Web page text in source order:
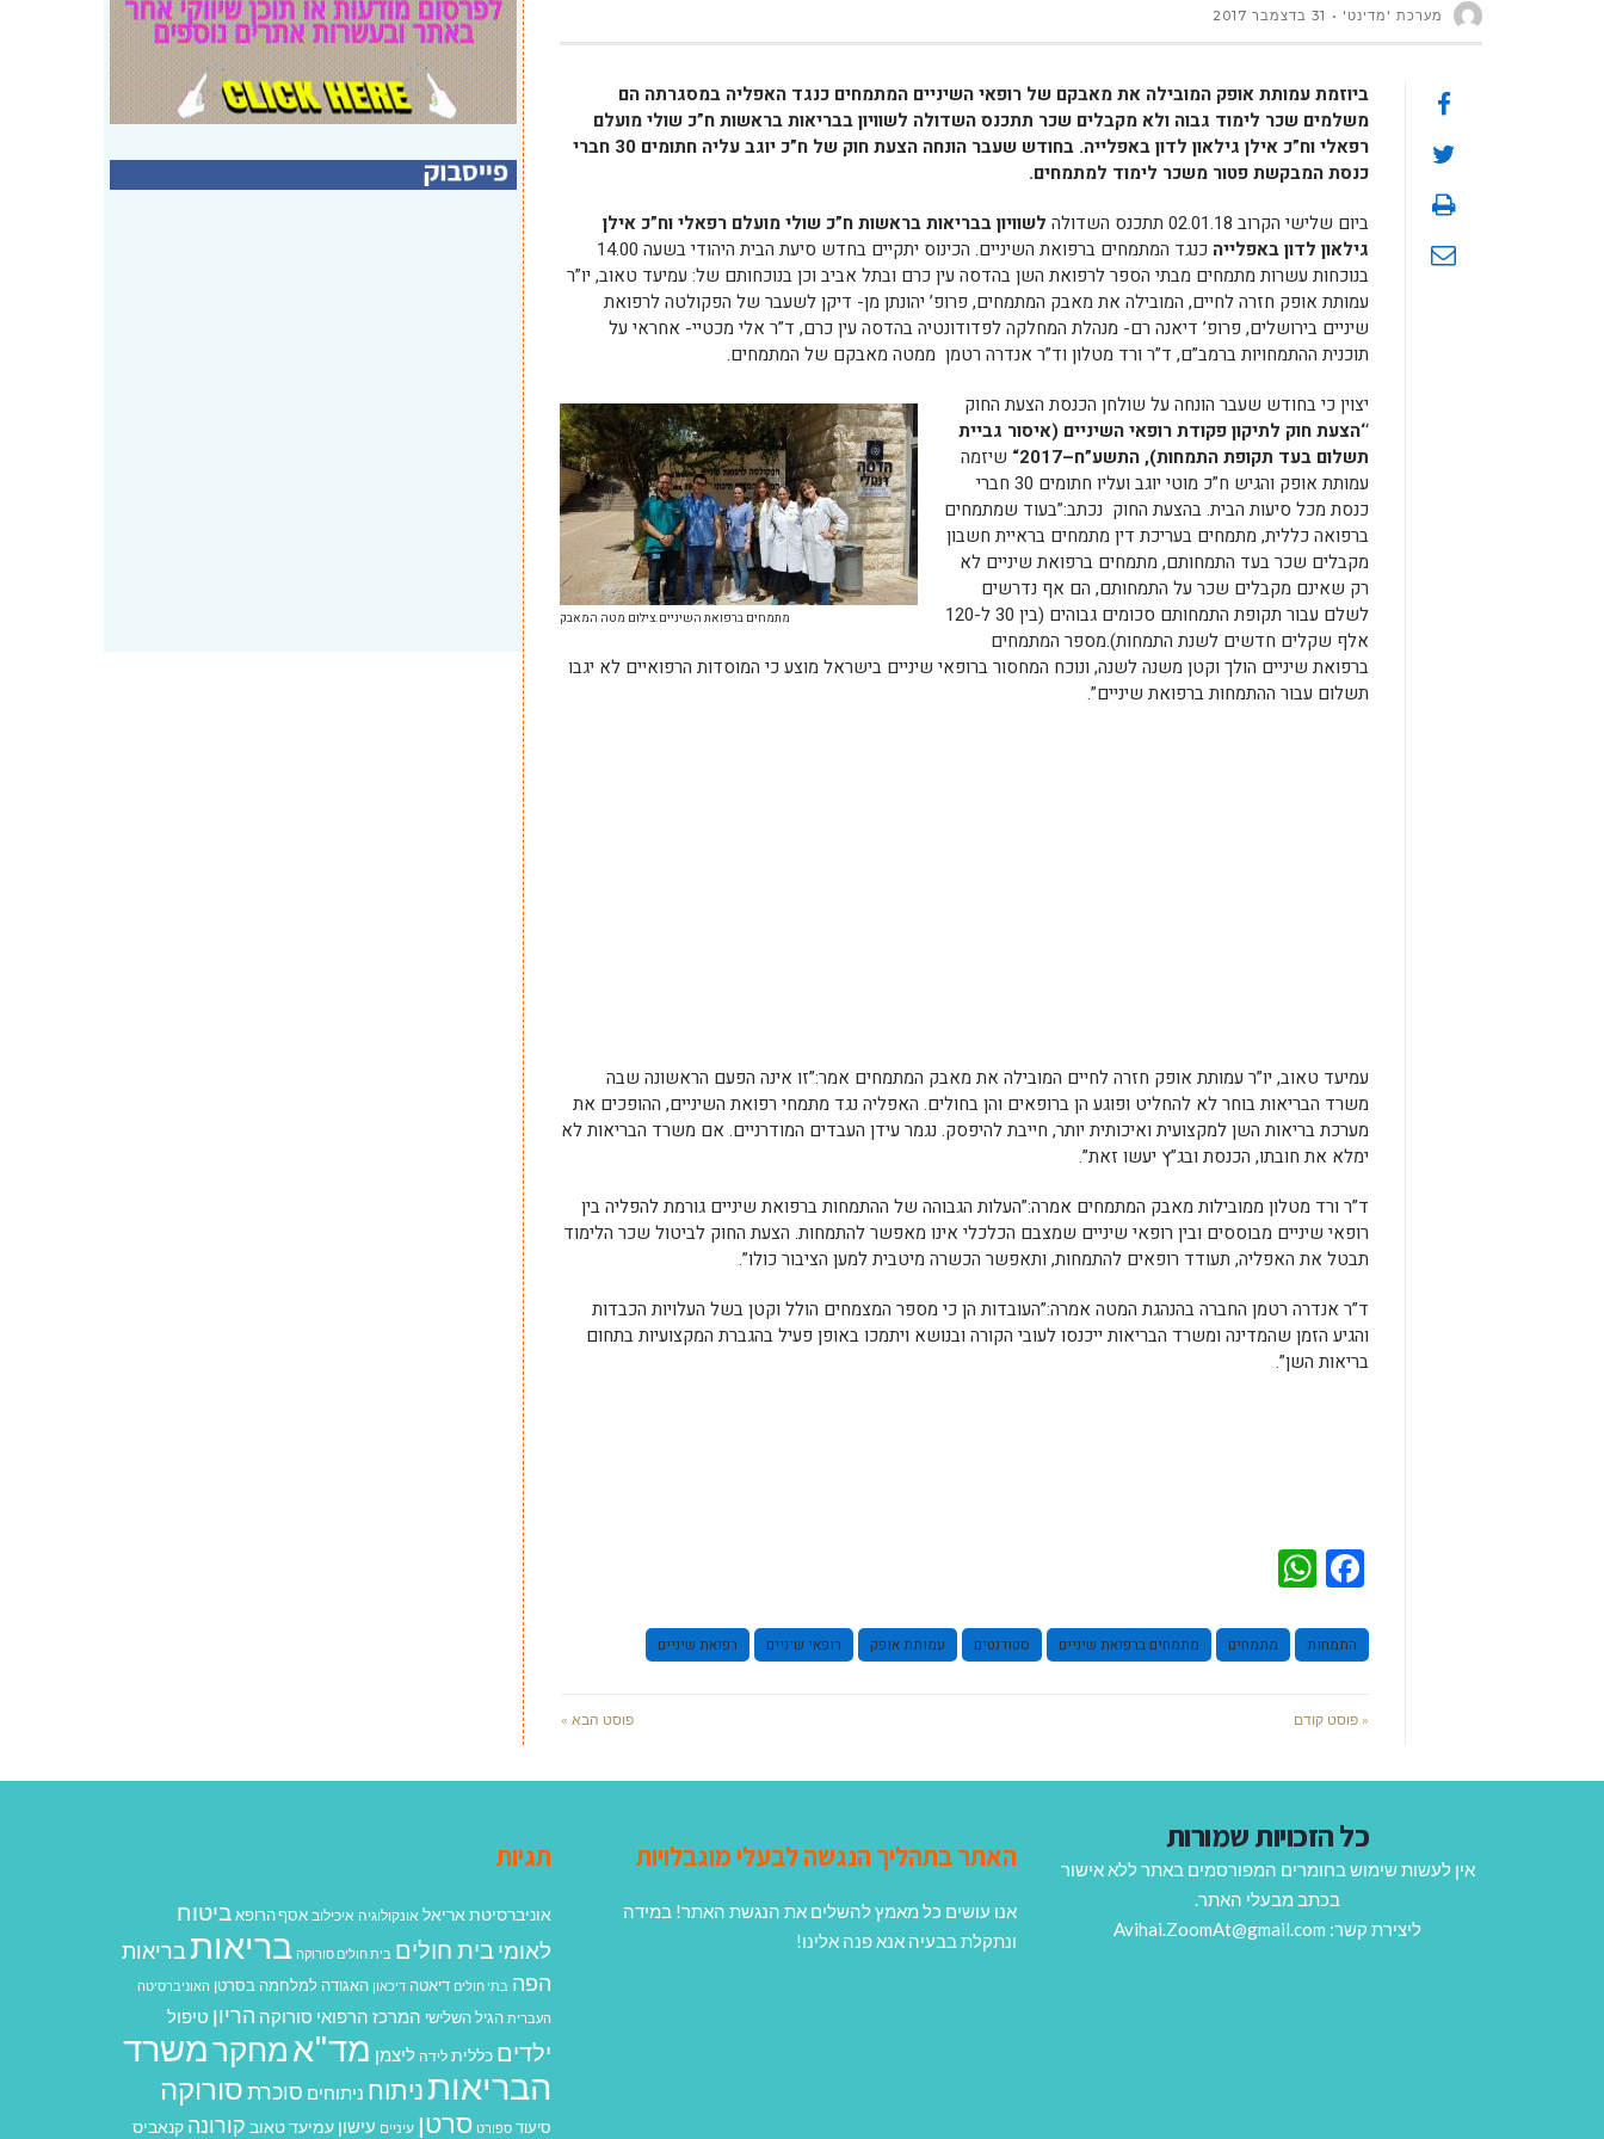
מערכת 'מדינט' 31 בדצמבר 2017
ביוזמת עמותת אופק המובילה את מאבקם של רופאי השיניים המתמחים כנגד האפליה במסגרתה הם
משלמים שכר לימוד גבוה ולא מקבלים שכר תתכנס השדולה לשוויון בבריאות בראשות ח”כ שולי מועלם
רפאלי וח”כ אילן גילאון לדון באפלייה. בחודש שעבר הונחה הצעת חוק של ח”כ יוגב עליה חתומים 30 חברי
כנסת המבקשת פטור משכר לימוד למתמחים.
ביום שלישי הקרוב 02.01.18 תתכנס השדולה
לשוויון בבריאות בראשות ח”כ שולי מועלם רפאלי וח”כ אילן
גילאון לדון באפלייה
כנגד המתמחים ברפואת השיניים. הכינוס יתקיים בחדש סיעת הבית היהודי בשעה 14.00
בנוכחות עשרות מתמחים מבתי הספר לרפואת השן בהדסה עין כרם ובתל אביב וכן בנוכחותם של: עמיעד טאוב, יו”ר
עמותת אופק חזרה לחיים, המובילה את מאבק המתמחים, פרופ’ יהונתן מן- דיקן לשעבר של הפקולטה לרפואת
שיניים בירושלים, פרופ’ דיאנה רם- מנהלת המחלקה לפדודונטיה בהדסה עין כרם, ד”ר אלי מכטיי- אחראי על
תוכנית ההתמחויות ברמב”ם, ד”ר ורד מטלון וד”ר אנדרה רטמן ממטה מאבקם של המתמחים.
מתמחים ברפואת השיניים.צילום מטה המאבק
יצוין כי בחודש שעבר הונחה על שולחן הכנסת הצעת החוק
‘
‘הצעת חוק לתיקון פקודת רופאי השיניים (איסור גביית
תשלום בעד תקופת התמחות), התשע”ח–2017
“ שיזמה
עמותת אופק והגיש ח”כ מוטי יוגב ועליו חתומים 30 חברי
כנסת מכל סיעות הבית. בהצעת החוק נכתב:”בעוד שמתמחים
ברפואה כללית, מתמחים בעריכת דין מתמחים בראיית חשבון
מקבלים שכר בעד התמחותם, מתמחים ברפואת שיניים לא
רק שאינם מקבלים שכר על התמחותם, הם אף נדרשים
לשלם עבור תקופת התמחותם סכומים גבוהים (בין 30 ל-120
אלף שקלים חדשים לשנת התמחות).מספר המתמחים
ברפואת שיניים הולך וקטן משנה לשנה, ונוכח המחסור ברופאי שיניים בישראל מוצע כי המוסדות הרפואיים לא יגבו
תשלום עבור ההתמחות ברפואת שיניים”.
עמיעד טאוב, יו”ר עמותת אופק חזרה לחיים המובילה את מאבק המתמחים אמר:”זו אינה הפעם הראשונה שבה
משרד הבריאות בוחר לא להחליט ופוגע הן ברופאים והן בחולים. האפליה נגד מתמחי רפואת השיניים, ההופכים את
מערכת בריאות השן למקצועית ואיכותית יותר, חייבת להיפסק. נגמר עידן העבדים המודרניים. אם משרד הבריאות לא
ימלא את חובתו, הכנסת ובג”ץ יעשו זאת”.
ד”ר ורד מטלון ממובילות מאבק המתמחים אמרה:”העלות הגבוהה של ההתמחות ברפואת שיניים גורמת להפליה בין
רופאי שיניים מבוססים ובין רופאי שיניים שמצבם הכלכלי אינו מאפשר להתמחות. הצעת החוק לביטול שכר הלימוד
תבטל את האפליה, תעודד רופאים להתמחות, ותאפשר הכשרה מיטבית למען הציבור כולו”.
ד”ר אנדרה רטמן החברה בהנהגת המטה אמרה:”העובדות הן כי מספר המצמחים הולל וקטן בשל העלויות הכבדות
והגיע הזמן שהמדינה ומשרד הבריאות ייכנסו לעובי הקורה ובנושא ויתמכו באופן פעיל בהגברת המקצועיות בתחום
בריאות השן”.
Facebook
התמחות מתמחים מתמחים ברפואת שיניים סטודנטים עמותת אופק רופאי שיניים רפואת שיניים
« פוסט קודם פוסט הבא »
כל הזכויות שמורות
אין לעשות שימוש בחומרים המפורסמים באתר ללא אישור
בכתב מבעלי האתר.
ליצירת קשר: Avihai.ZoomAt@gmail.com
האתר בתהליך הנגשה לבעלי מוגבלויות
אנו עושים כל מאמץ להשלים את הנגשת האתר! במידה
ונתקלת בבעיה אנא פנה אלינו!
תגיות
אוניברסיטת אריאל אונקולוגיה איכילוב אסף הרופא ביטוח
לאומיבית חולים בית חולים סורוקה בריאותבריאות
הפה בתי חולים דיאטה דיכאון האגודה למלחמה בסרטן האוניברסיטה
העברית הגיל השלישי המרכז הרפואי סורוקה הריון טיפול
ילדים כללית לידה ליצמן מד"אמחקרמשרד
הבריאותניתוח ניתוחים סוכרתסורוקה
סיעוד ספורט סרטן עיניים עישון עמיעד טאוב קורונה קנאביס